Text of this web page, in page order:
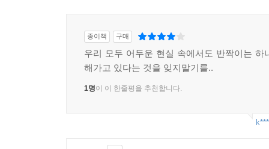
종이책 구매
우리 모두 어두운 현실 속에서도 반짝이는 하
해가고 있다는 것을 잊지말기를..
1명이 이 한줄평을 추천합니다.